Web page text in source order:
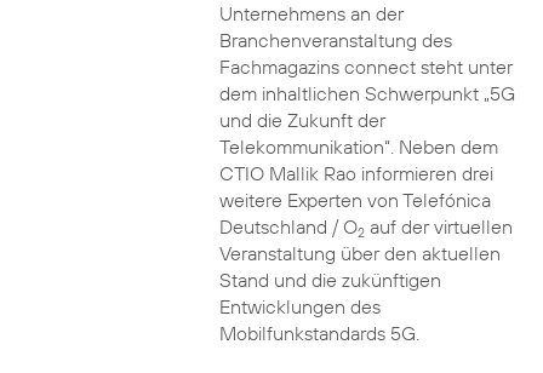
Unternehmens an der
Branchenveranstaltung des
Fachmagazins connect steht unter
dem inhaltlichen Schwerpunkt „5G
und die Zukunft der
Telekommunikation“. Neben dem
CTIO Mallik Rao informieren drei
weitere Experten von Telefónica
Deutschland / O2auf der virtuellen
Veranstaltung über den aktuellen
Stand und die zukünftigen
Entwicklungen des
Mobilfunkstandards 5G.